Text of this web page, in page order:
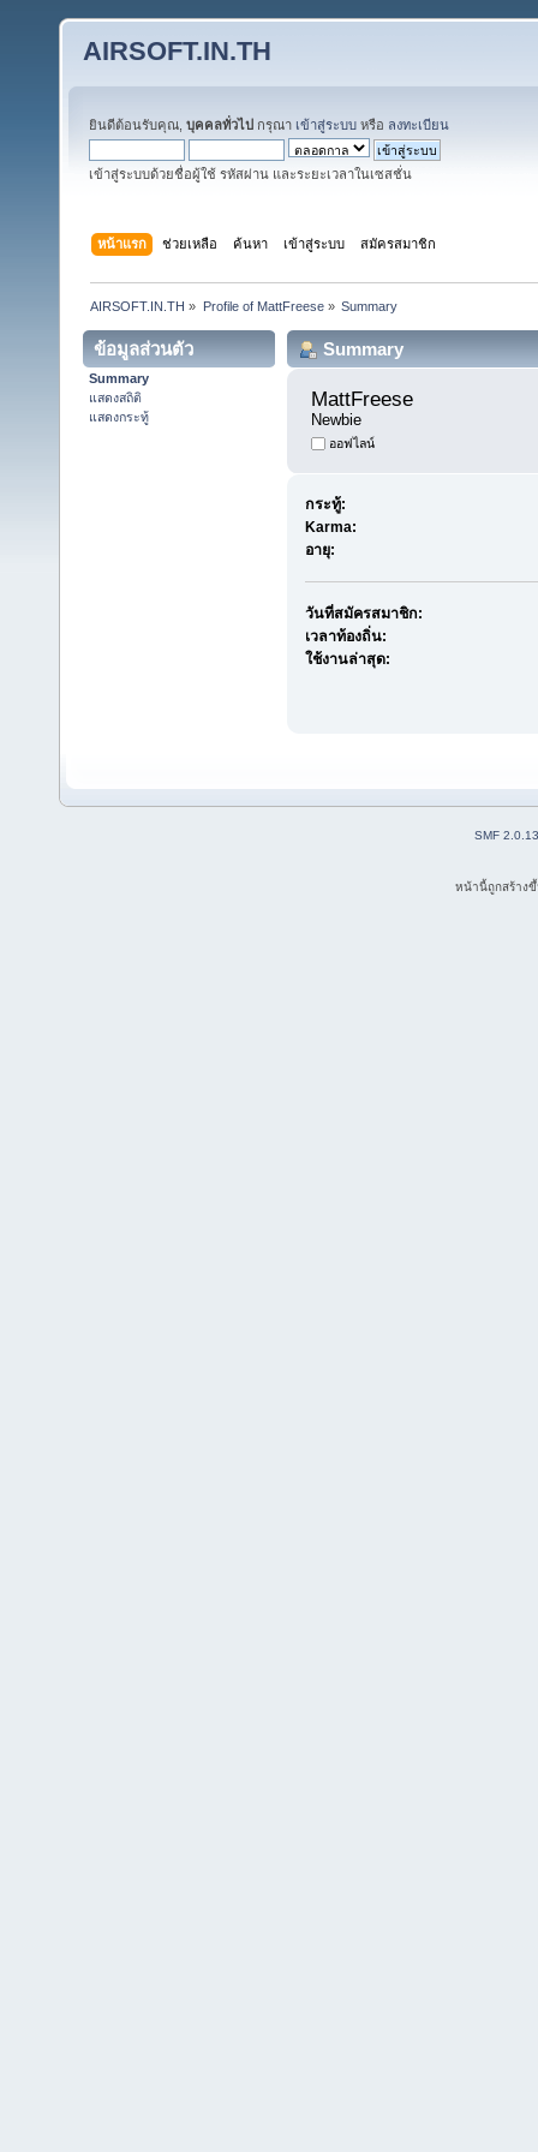
AIRSOFT.IN.TH
ยินดีต้อนรับคุณ, บุคคลทั่วไป กรุณา เข้าสู่ระบบ หรือ ลงทะเบียน
เข้าสู่ระบบด้วยชื่อผู้ใช้ รหัสผ่าน และระยะเวลาในเซสชั่น
หน้าแรก ช่วยเหลือ ค้นหา เข้าสู่ระบบ สมัครสมาชิก
AIRSOFT.IN.TH » Profile of MattFreese» Summary
ข้อมูลส่วนตัว
Summary
แสดงสถิติ
แสดงกระทู้
Summary
MattFreese
Newbie
ออฟไลน์
กระทู้:
Karma:
อายุ:
วันที่สมัครสมาชิก:
เวลาท้องถิ่น:
ใช้งานล่าสุด:
SMF 2.0.13
หน้านี้ถูกสร้าง